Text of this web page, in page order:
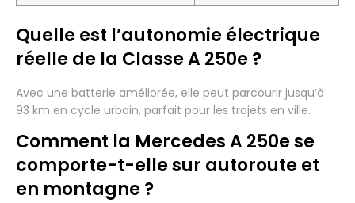
Quelle est l’autonomie électrique
réelle de la Classe A 250e ?
Avec une batterie améliorée, elle peut parcourir jusqu’à
93 km en cycle urbain, parfait pour les trajets en ville.
Comment la Mercedes A 250e se
comporte-t-elle sur autoroute et
en montagne ?